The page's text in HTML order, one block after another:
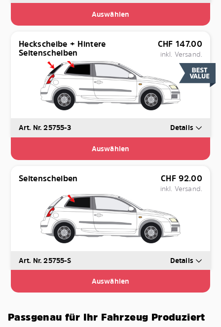
Auswählen
Heckscheibe + Hintere
Seitenscheiben
CHF 147.00
inkl. Versand.
Art. Nr. 25755-3 Details
Auswählen
Seitenscheiben CHF 92.00
inkl. Versand.
Art. Nr. 25755-S Details
Auswählen
Passgenau für Ihr Fahrzeug Produziert